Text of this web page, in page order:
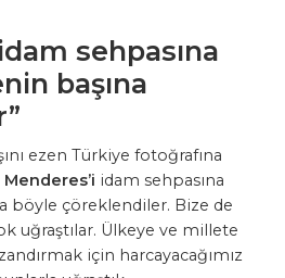
sehpasına
başına
ezen Türkiye fotoğrafına
idam sehpasına
böyle çöreklendiler. Bize de
uğraştılar. Ülkeye ve millete
için harcayacağımız